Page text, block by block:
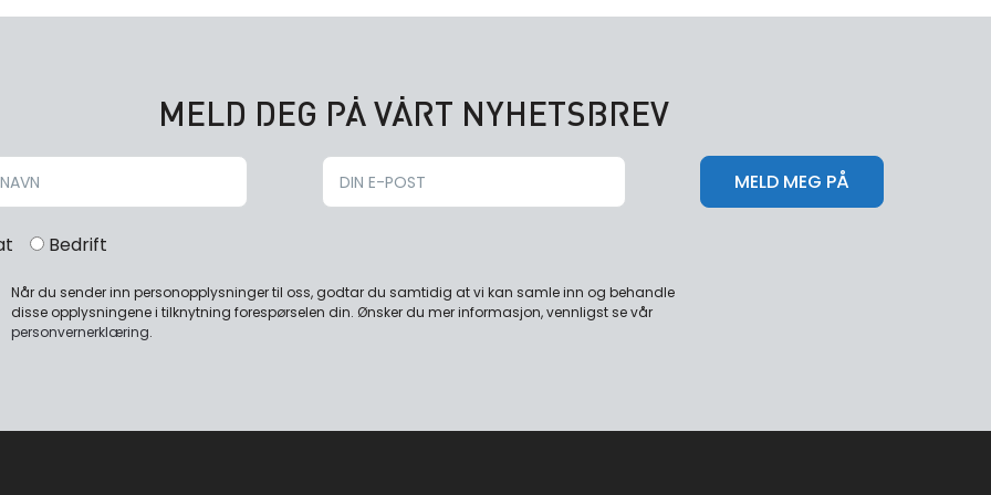
MELD DEG PÅ VÅRT NYHETSBREV
Bedrift
Når du sender inn personopplysninger til oss, godtar du samtidig at vi kan samle inn og behandle
disse opplysningene i tilknytning forespørselen din. Ønsker du mer informasjon, vennligst se vår
personvernerklæring.